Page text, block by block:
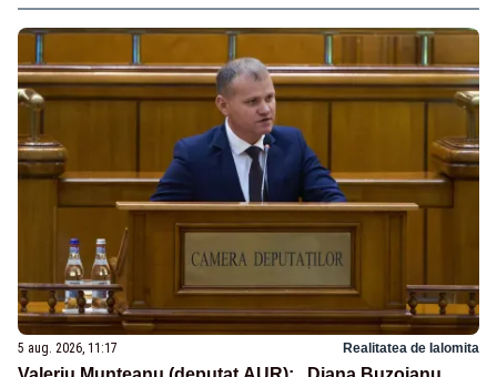
5 aug. 2026, 11:17 Realitatea de Ialomita